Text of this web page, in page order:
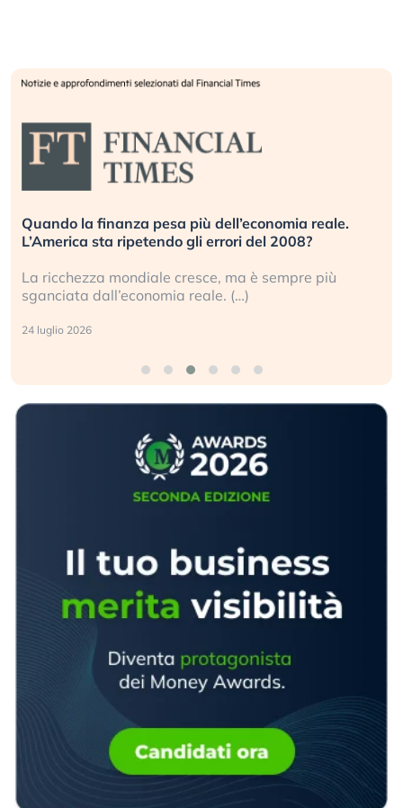
Quando la finanza pesa più dell’economia reale.
L’America sta ripetendo gli errori del 2008?
La ricchezza mondiale cresce, ma è sempre più
sganciata dall’economia reale. (…)
24 luglio 2026